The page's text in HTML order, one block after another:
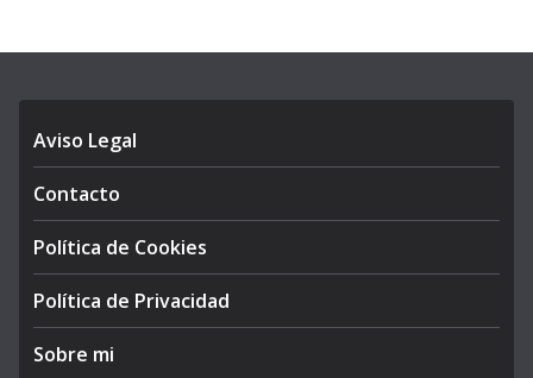
Aviso Legal
Contacto
Política de Cookies
Política de Privacidad
Sobre mi